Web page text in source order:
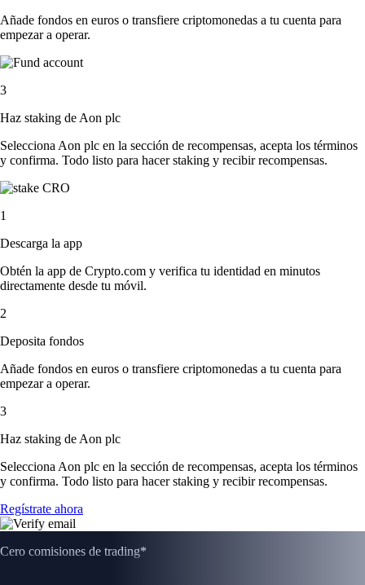
Añade fondos en euros o transfiere criptomonedas a tu cuenta para
empezar a operar.
3
Haz staking de Aon plc
Selecciona Aon plc en la sección de recompensas, acepta los términos
y confirma. Todo listo para hacer staking y recibir recompensas.
1
Descarga la app
Obtén la app de Crypto.com y verifica tu identidad en minutos
directamente desde tu móvil.
2
Deposita fondos
Añade fondos en euros o transfiere criptomonedas a tu cuenta para
empezar a operar.
3
Haz staking de Aon plc
Selecciona Aon plc en la sección de recompensas, acepta los términos
y confirma. Todo listo para hacer staking y recibir recompensas.
Regístrate ahora
Cero comisiones de trading*